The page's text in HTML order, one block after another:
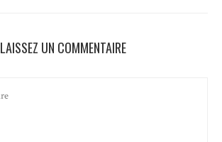
LAISSEZ UN COMMENTAIRE